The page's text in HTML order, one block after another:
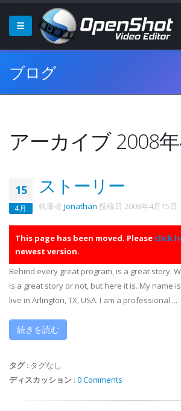
ブログ
アーカイブ 2008
15
4月
ストーリー
執筆者 Jonathan 投稿日 2008年4月15日 .
This page has been moved. Please click
newest version.
Behind every great program, is a great story.
is a great story or not, but here it is. My name
live in Arlington, TX, USA. I am a professional ...
続きを読む
タグ: タグなし
ディスカッション : 0 Comments